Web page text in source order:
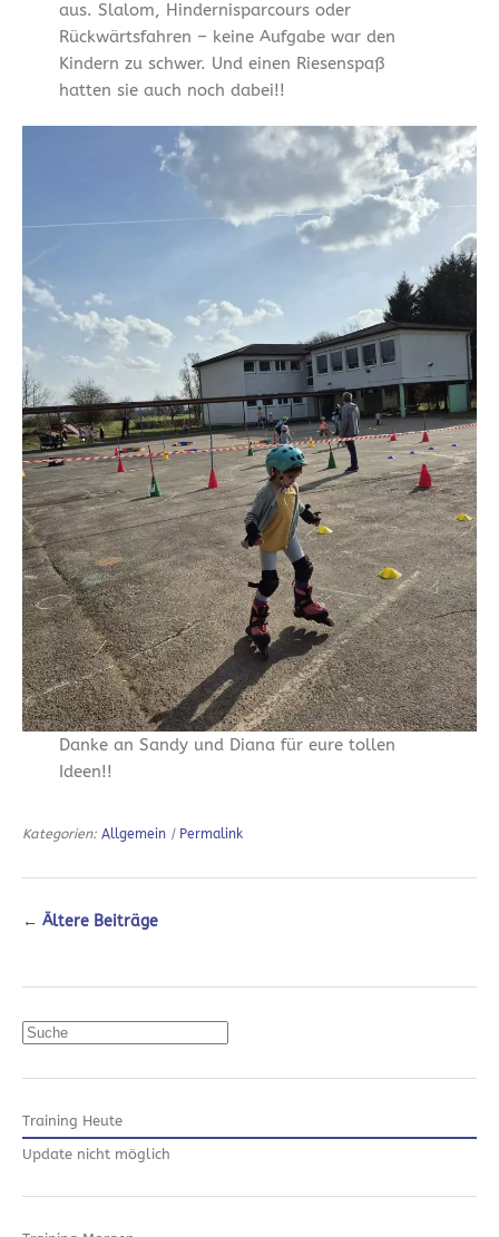
aus. Slalom, Hindernisparcours oder
Rückwärtsfahren – keine Aufgabe war den
Kindern zu schwer. Und einen Riesenspaß
hatten sie auch noch dabei!!
Danke an Sandy und Diana für eure tollen
Ideen!!
Kategorien: Allgemein | Permalink
← Ältere Beiträge
Suchen
Training Heute
Update nicht möglich